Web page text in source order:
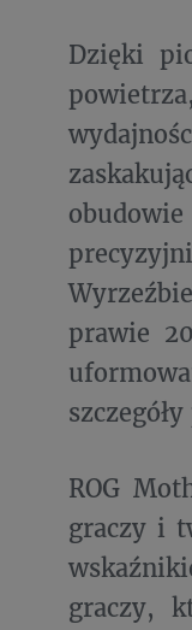
Dzięki
prawie
ROG
graczy i
graczy,